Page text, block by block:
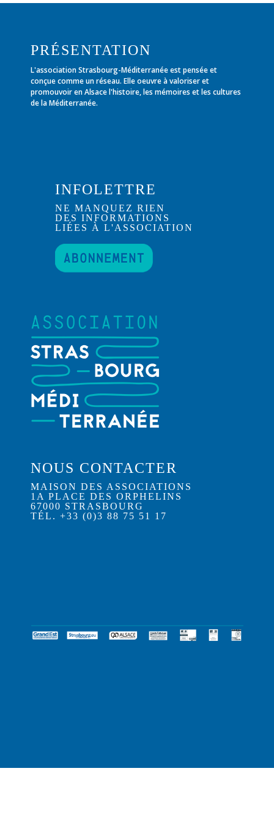
PRÉSENTATION
L'association Strasbourg-Méditerranée est pensée et
conçue comme un réseau. Elle oeuvre à valoriser et
promouvoir en Alsace l'histoire, les mémoires et les cultures
de la Méditerranée.
INFOLETTRE
NE MANQUEZ RIEN
DES INFORMATIONS
LIÉES À L'ASSOCIATION
NOUS CONTACTER
MAISON DES ASSOCIATIONS
1A PLACE DES ORPHELINS
67000 STRASBOURG
TÉL. +33 (0)3 88 75 51 17